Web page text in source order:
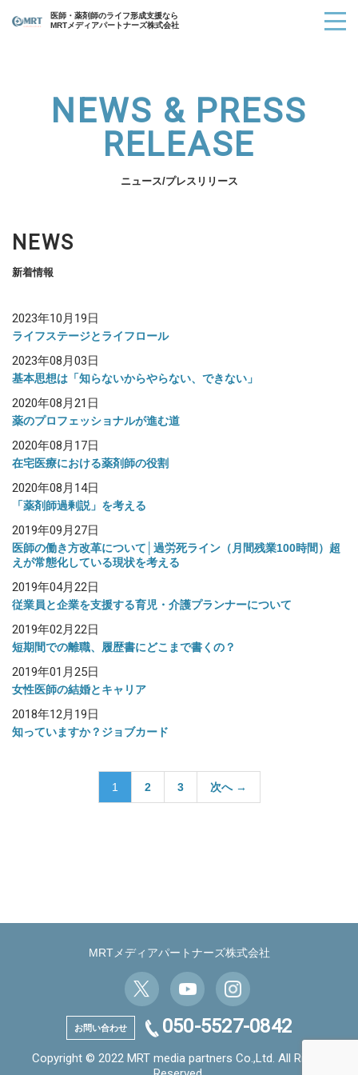
医師・薬剤師のライフ形成支援なら
MRTメディアパートナーズ株式会社
NEWS & PRESS
RELEASE
ニュース/プレスリリース
NEWS
新着情報
2023年10月19日
ライフステージとライフロール
2023年08月03日
基本思想は「知らないからやらない、できない」
2020年08月21日
薬のプロフェッショナルが進む道
2020年08月17日
在宅医療における薬剤師の役割
2020年08月14日
「薬剤師過剰説」を考える
2019年09月27日
医師の働き方改革について│過労死ライン（月間残業100時間）超
えが常態化している現状を考える
2019年04月22日
従業員と企業を支援する育児・介護プランナーについて
2019年02月22日
短期間での離職、履歴書にどこまで書くの？
2019年01月25日
女性医師の結婚とキャリア
2018年12月19日
知っていますか？ジョブカード
送
1 2 3 次へ →
MRTメディアパートナーズ株式会社
お問い合わせ 050-5527-0842
Copyright © 2022 MRT media partners Co.,Ltd. All Rights